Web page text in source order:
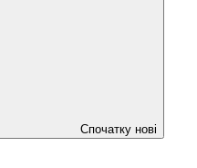
Спочатку нові